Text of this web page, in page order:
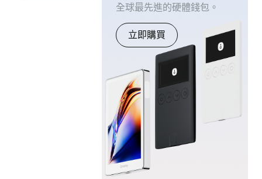
全球最先進的硬體錢包。
立即購買